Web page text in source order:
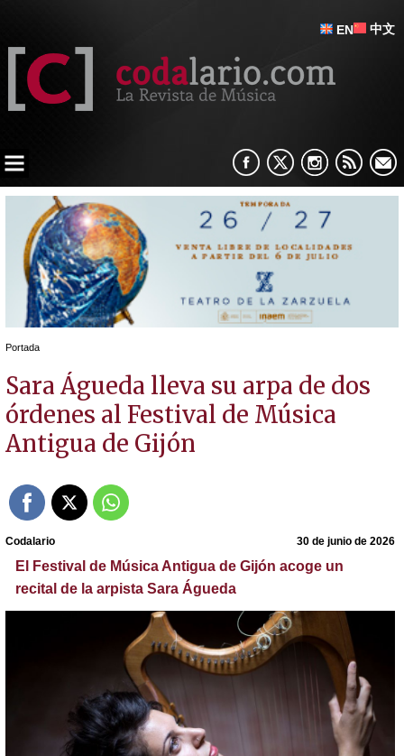
EN 中文
Portada
Sara Águeda lleva su arpa de dos
órdenes al Festival de Música
Antigua de Gijón
Codalario 30 de junio de 2026
El Festival de Música Antigua de Gijón acoge un
recital de la arpista Sara Águeda